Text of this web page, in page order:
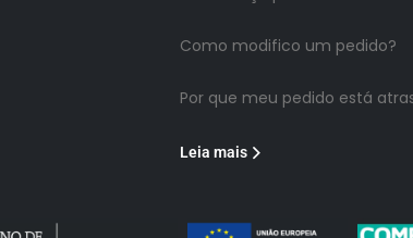
Como modifico um pedido?
Por que meu pedido está
Leia mais